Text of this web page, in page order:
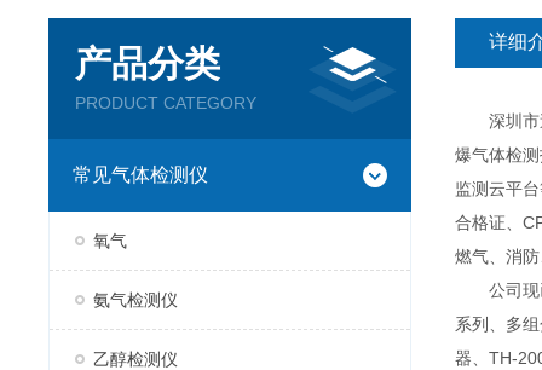
产品分类
PRODUCT CATEGORY
常见气体检测仪
氧气
氨气检测仪
乙醇检测仪
详细
深圳市逸
爆气体检
监测云平
合格证、
燃气、消
公司现已
系列、多
器、TH-